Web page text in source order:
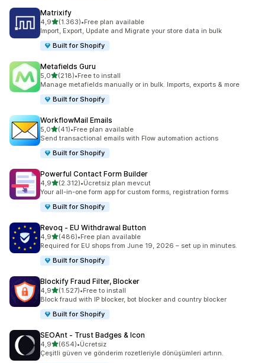
Matrixify
4,95 yıldız üzerinden
(1.363)
toplam 1363 değerlendirme
•Free plan available
Import, Export, Update and Migrate your store data in bulk
Built for Shopify
Metafields Guru
5,05 yıldız üzerinden
(218)
toplam 218 değerlendirme
•Free to install
Manage metafields manually or in bulk. Imports, exports & more
Built for Shopify
WorkflowMail Emails
5,05 yıldız üzerinden
(41)
toplam 41 değerlendirme
•Free plan available
Send transactional emails with Flow automation actions
Built for Shopify
Powerful Contact Form Builder
4,95 yıldız üzerinden
(2.312)
toplam 2312 değerlendirme
•Ücretsiz plan mevcut
Your all-in-one form app for custom forms, registration forms
Built for Shopify
Revoq ‑ EU Withdrawal Button
4,95 yıldız üzerinden
(486)
toplam 486 değerlendirme
•Free plan available
Required for EU shops from June 19, 2026 – set up in minutes.
Built for Shopify
Blockify Fraud Filter, Blocker
4,95 yıldız üzerinden
(1.527)
toplam 1527 değerlendirme
•Free to install
Block fraud with IP blocker, bot blocker and country blocker
Built for Shopify
SEOAnt ‑ Trust Badges & Icon
4,95 yıldız üzerinden
(654)
toplam 654 değerlendirme
•Ücretsiz
Çeşitli güven ve gönderim rozetleriyle dönüşümleri artırın.